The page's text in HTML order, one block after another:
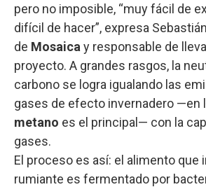
pero no imposible, “muy fácil de
difícil de hacer”, expresa
de Mosaica y responsable de
proyecto. A grandes rasgos, la
carbono se logra igualando las
gases de efecto invernadero —en
metano es el principal— con la
gases.
El proceso es así: el alimento que
rumiante es fermentado por